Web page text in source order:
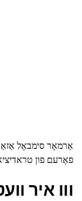
אַרמאָר סימבאָל אַזאַ
פאָרעם פון
ווו איר